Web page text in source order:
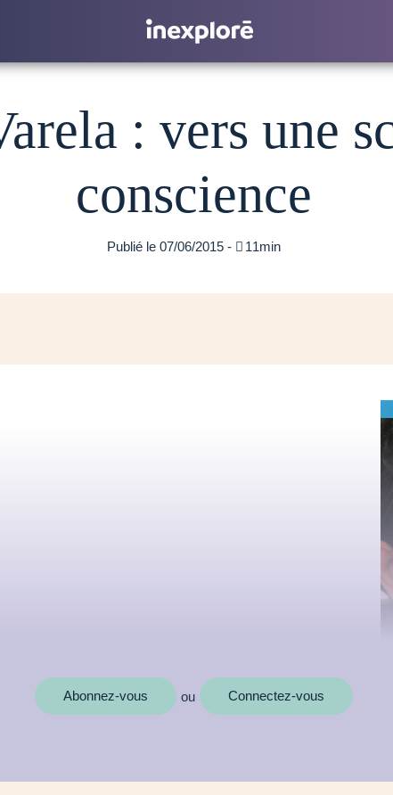
: vers une
conscience
Publié le 07/06/2015 -  11min
Abonnez-vous ou Connectez-vous